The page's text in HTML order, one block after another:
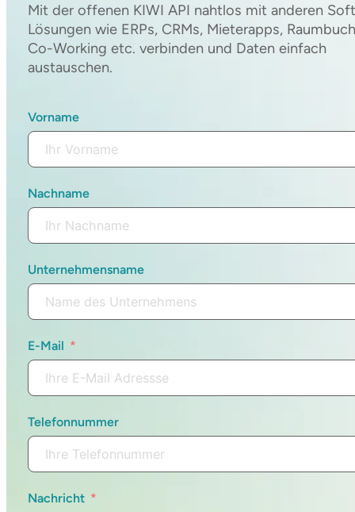
Mit der offenen KIWI API nahtlos mit anderen
Lösungen wie ERPs, CRMs, Mieterapps,
Co-Working etc. verbinden und Daten einfach
austauschen.
Vorname
Nachname
Unternehmensname
E-Mail
Telefonnummer
Nachricht